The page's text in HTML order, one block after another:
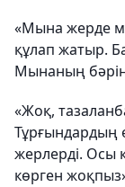
«Мына жерде
құлап жатыр.
Мынаның
«Жоқ,
Тұрғындардың
жерлерді. Осы
көрген